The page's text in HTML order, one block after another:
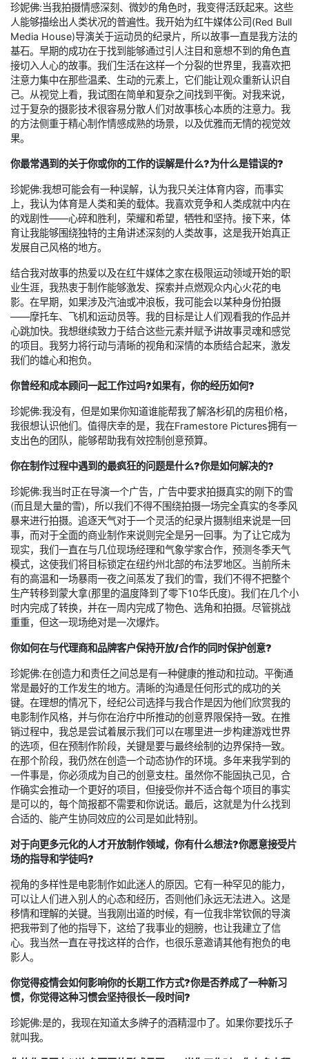
珍妮佛:当我拍摄情感深刻、微妙的角色时，我变得活跃起来。这些
人能够描绘出人类状况的普遍性。我开始为红牛媒体公司(Red Bull
Media House)导演关于运动员的纪录片，所以故事一直是我方法的
基石。早期的成功在于找到能够通过引人注目和意想不到的角色直
接切入人心的故事。我们生活在这样一个分裂的世界里，我喜欢把
注意力集中在那些温柔、生动的元素上，它们能让观众重新认识自
己。从视觉上看，我试图在简单和复杂之间找到平衡。对我来说，
过于复杂的摄影技术很容易分散人们对故事核心本质的注意力。我
的方法侧重于精心制作情感成熟的场景，以及优雅而无情的视觉效
果。
你最常遇到的关于你或你的工作的误解是什么?为什么是错误的?
珍妮佛:我想可能会有一种误解，认为我只关注体育内容，而事实
上，我认为体育是人类和美的载体。我喜欢竞争和人类成就中内在
的戏剧性——心碎和胜利，荣耀和希望，牺牲和坚持。接下来，体
育让我能够围绕独特的主角讲述深刻的人类故事，这是我开始真正
发展自己风格的地方。
结合我对故事的热爱以及在红牛媒体之家在极限运动领域开始的职
业生涯，我热衷于制作能够激发、探索并点燃观众内心火花的电
影。在早期，如果涉及汽油或冲浪板，我可能会以某种身份拍摄
——摩托车、飞机和运动员等。我的目标是让人们观看我的作品并
心跳加快。我想继续致力于结合这些元素并赋予讲故事灵魂和感觉
的项目。我努力将行动与清晰的视角和深情的本质结合起来，激发
我们的雄心和抱负。
你曾经和成本顾问一起工作过吗?如果有，你的经历如何?
珍妮佛:我没有，但是如果你知道谁能帮我了解洛杉矶的房租价格，
我很想认识他们。值得庆幸的是，我在Framestore Pictures拥有一
支出色的团队，能够帮助我有效控制创意预算。
你在制作过程中遇到的最疯狂的问题是什么?你是如何解决的?
珍妮佛:我当时正在导演一个广告，广告中要求拍摄真实的刚下的雪
(而且是大量的雪)，所以我们不得不围绕拍摄一场完全真实的冬季风
暴来进行拍摄。追逐天气对于一个灵活的纪录片摄制组来说是一回
事，而对于全面的商业制作来说则完全是另一回事。为了让它成为
现实，我们一直在与几位现场经理和气象学家合作，预测冬季天气
模式，这使我们将目标锁定在纽约州北部的布法罗地区。当前所未
有的高温和一场暴雨一夜之间蒸发了我们的雪，我们不得不把整个
生产转移到蒙大拿(那里的温度降到了零下10华氏度)。我们在几个小
时内完成了转换，并在一周内完成了物色、选角和拍摄。尽管挑战
重重，但这一现场绝对是一次爆炸。
你如何在与代理商和品牌客户保持开放/合作的同时保护创意?
珍妮佛:在创造力和责任之间总是有一种健康的推动和拉动。平衡通
常是最好的工作发生的地方。清晰的沟通是任何形式的成功的关
键。在理想的情况下，经纪公司选择与我合作是因为他们欣赏我的
电影制作风格，并与你在治疗中所推动的创意界限保持一致。在推
销过程中，我总是尝试着展示我们可以在哪里进一步构建游戏世界
的选项，但在预制作阶段，关键是要与最终绘制的边界保持一致。
在那个阶段，我仍然在创造一个动态协作的环境。多年来我学到的
一件事是，你必须成为自己的创意支柱。虽然你不能固执己见，合
作确实会推动一个更好的项目，但接受你并不适合每个项目的事实
是可以的，每个简报都不需要和你说话。最后，这就是为什么找到
合适的、能产生协同效应的公司是如此特别。
对于向更多元化的人才开放制作领域，你有什么想法?你愿意接受片
场的指导和学徒吗?
视角的多样性是电影制作如此迷人的原因。它有一种罕见的能力，
可以让人们进入别人的心态和经历，否则他们永远无法进入。这是
移情和理解的关键。当我刚出道的时候，有一位我非常钦佩的导演
把我带到了他的指导下，这给了我事业的翅膀，也让我建立了信
心。我当然一直在寻找这样的合作，也很乐意邀请其他有抱负的电
影人。
你觉得疫情会如何影响你的长期工作方式?你是否养成了一种新习
惯，你觉得这种习惯会坚持很长一段时间?
珍妮佛:是的，我现在知道太多牌子的酒精湿巾了。如果你要找乐子
就叫我。